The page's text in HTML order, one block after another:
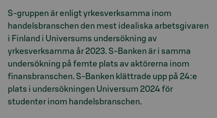
S-gruppen är enligt yrkesverksamma inom
handelsbranschen den mest idealiska arbetsgivaren
i Finland i Universums undersökning av
yrkesverksamma år 2023. S-Banken är i samma
undersökning på femte plats av aktörerna inom
finansbranschen. S-Banken klättrade upp på 24:e
plats i undersökningen Universum 2024 för
studenter inom handelsbranschen.